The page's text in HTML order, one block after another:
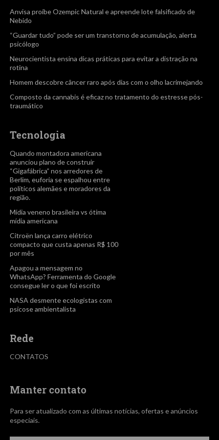
Anvisa proíbe Ozempic Natural e apreende lote falsificado de
Nebido
“Guardar tudo” pode ser um transtorno de acumulação, alerta
psicólogo
Neurocientista ensina dicas práticas para evitar a distração na
rotina
Homem descobre câncer raro após dias com o olho lacrimejando
Composto da cannabis é eficaz no tratamento do estresse pós-
traumático
Tecnologia
Quando montadora americana
anunciou plano de construir
“Gigafábrica” nos arredores de
Berlim, euforia se espalhou entre
políticos alemães e moradores da
região.
Mídia veneno brasileira vs ótima
mídia americana
Citroën lança carro elétrico
compacto que custa apenas R$ 100
por mês
Apagou a mensagem no
WhatsApp? Ferramenta do Google
consegue ler o que foi escrito
NASA desmente ecologistas com
psicose ambientalista
Rede
CONTATOS
Manter contato
Para ser atualizado com as últimas notícias, ofertas e anúncios
especiais.